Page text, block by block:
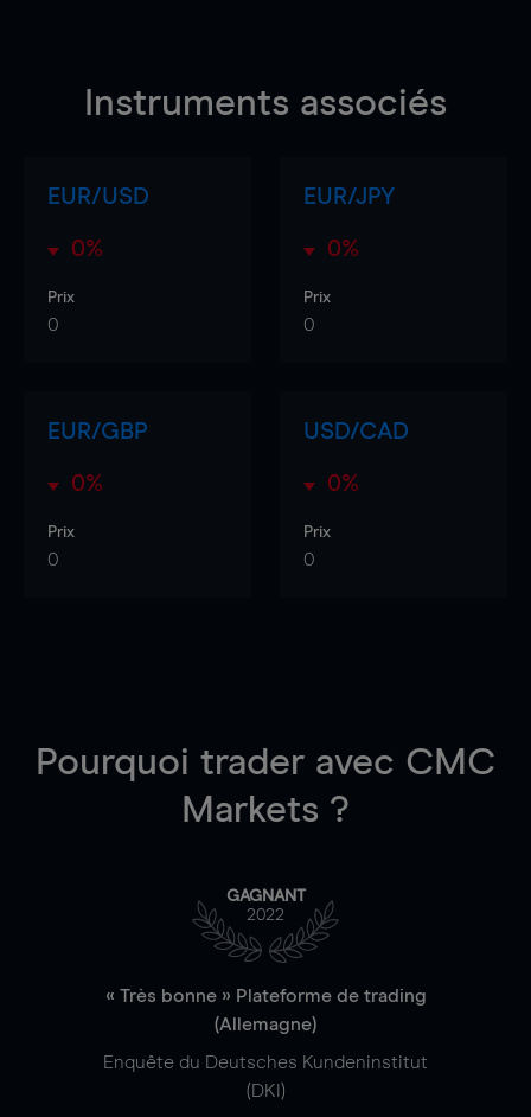
Instruments associés
EUR/USD
0%
Prix
0
EUR/JPY
0%
Prix
0
EUR/GBP
0%
Prix
0
USD/CAD
0%
Prix
0
Pourquoi trader avec CMC
Markets ?
GAGNANT
2022
« Très bonne » Plateforme de trading
(Allemagne)
Enquête du Deutsches Kundeninstitut
(DKI)